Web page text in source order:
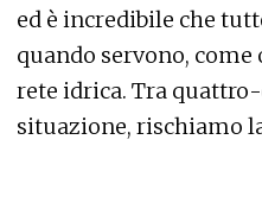
ed è incredibile che
quando servono,
rete idrica. Tra
situazione, rischiamo